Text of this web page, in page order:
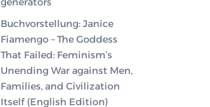
Buchvorstellung: Janice
Fiamengo – The Goddess
That Failed: Feminism’s
Unending War against Men,
Families, and Civilization
Itself (English Edition)